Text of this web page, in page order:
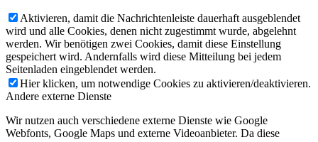
Aktivieren, damit die Nachrichtenleiste dauerhaft ausgeblendet
wird und alle Cookies, denen nicht zugestimmt wurde, abgelehnt
werden. Wir benötigen zwei Cookies, damit diese Einstellung
gespeichert wird. Andernfalls wird diese Mitteilung bei jedem
Seitenladen eingeblendet werden.
Hier klicken, um notwendige Cookies zu aktivieren/deaktivieren.
Andere externe Dienste
Wir nutzen auch verschiedene externe Dienste wie Google
Webfonts, Google Maps und externe Videoanbieter. Da diese